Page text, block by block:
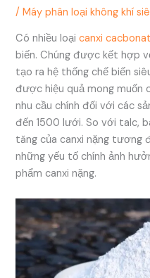
/Máy phân loại không khí
Có nhiều loạicanxi
biến. Chúng được kết hợp
tạo ra hệ thống chế biến
được hiệu quả mong muốn
nhu cầu chính đối với các
đến 1500 lưới. So với talc,
tăng của canxi nặng tương
những yếu tố chính ảnh
phẩm canxi nặng.